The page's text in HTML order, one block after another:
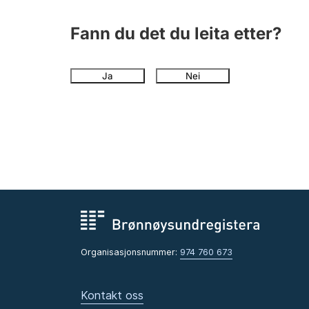
Fann du det du leita etter?
Ja Nei
Organisasjonsnummer: 974 760 673
Kontakt oss